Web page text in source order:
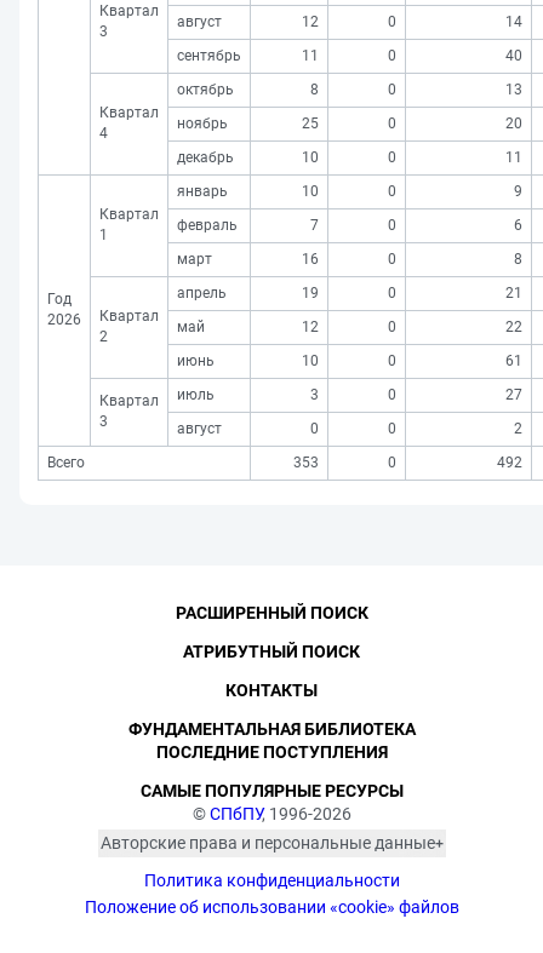
Квартал
3
август
12 0
14
сентябрь
11 0 40
Квартал
4
октябрь 8 0
13
ноябрь
25 0
20
декабрь
10 0 11
Год
2026
Квартал
1
январь 10 0
9
февраль
7 0
6
март
16 0 8
Квартал
2
апрель 19 0
21
май
12 0
22
июнь
10 0 61
Квартал
3
июль 3 0
27
август
0 0
2
Всего
353 0 492
©СПбПУ, 1996-2026
Авторские права и персональные данные
изображённых лиц в соответствии
с требованиями законодательства
Политика конфиденциальности
Положение об использовании «cookie» файлов
РАСШИРЕННЫЙ ПОИСК
АТРИБУТНЫЙ ПОИСК
КОНТАКТЫ
ФУНДАМЕНТАЛЬНАЯ БИБЛИОТЕКА
ПОСЛЕДНИЕ ПОСТУПЛЕНИЯ
САМЫЕ ПОПУЛЯРНЫЕ РЕСУРСЫ